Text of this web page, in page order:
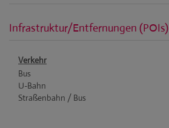
Infrastruktur/Entfernungen (POIs)
Verkehr
Bus
U-Bahn
Straßenbahn / Bus